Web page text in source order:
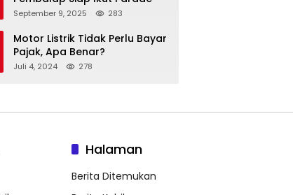
September 9, 2025 283
Motor Listrik Tidak Perlu Bayar
Pajak, Apa Benar?
Juli 4, 2024 278
Halaman
Berita Ditemukan